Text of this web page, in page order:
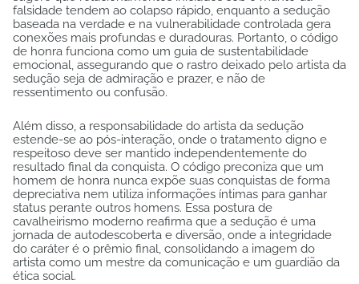
falsidade tendem ao colapso rápido, enquanto a sedução
baseada na verdade e na vulnerabilidade controlada gera
conexões mais profundas e duradouras. Portanto, o código
de honra funciona como um guia de sustentabilidade
emocional, assegurando que o rastro deixado pelo artista da
sedução seja de admiração e prazer, e não de
ressentimento ou confusão.
Além disso, a responsabilidade do artista da sedução
estende-se ao pós-interação, onde o tratamento digno e
respeitoso deve ser mantido independentemente do
resultado final da conquista. O código preconiza que um
homem de honra nunca expõe suas conquistas de forma
depreciativa nem utiliza informações íntimas para ganhar
status perante outros homens. Essa postura de
cavalheirismo moderno reafirma que a sedução é uma
jornada de autodescoberta e diversão, onde a integridade
do caráter é o prêmio final, consolidando a imagem do
artista como um mestre da comunicação e um guardião da
ética social.